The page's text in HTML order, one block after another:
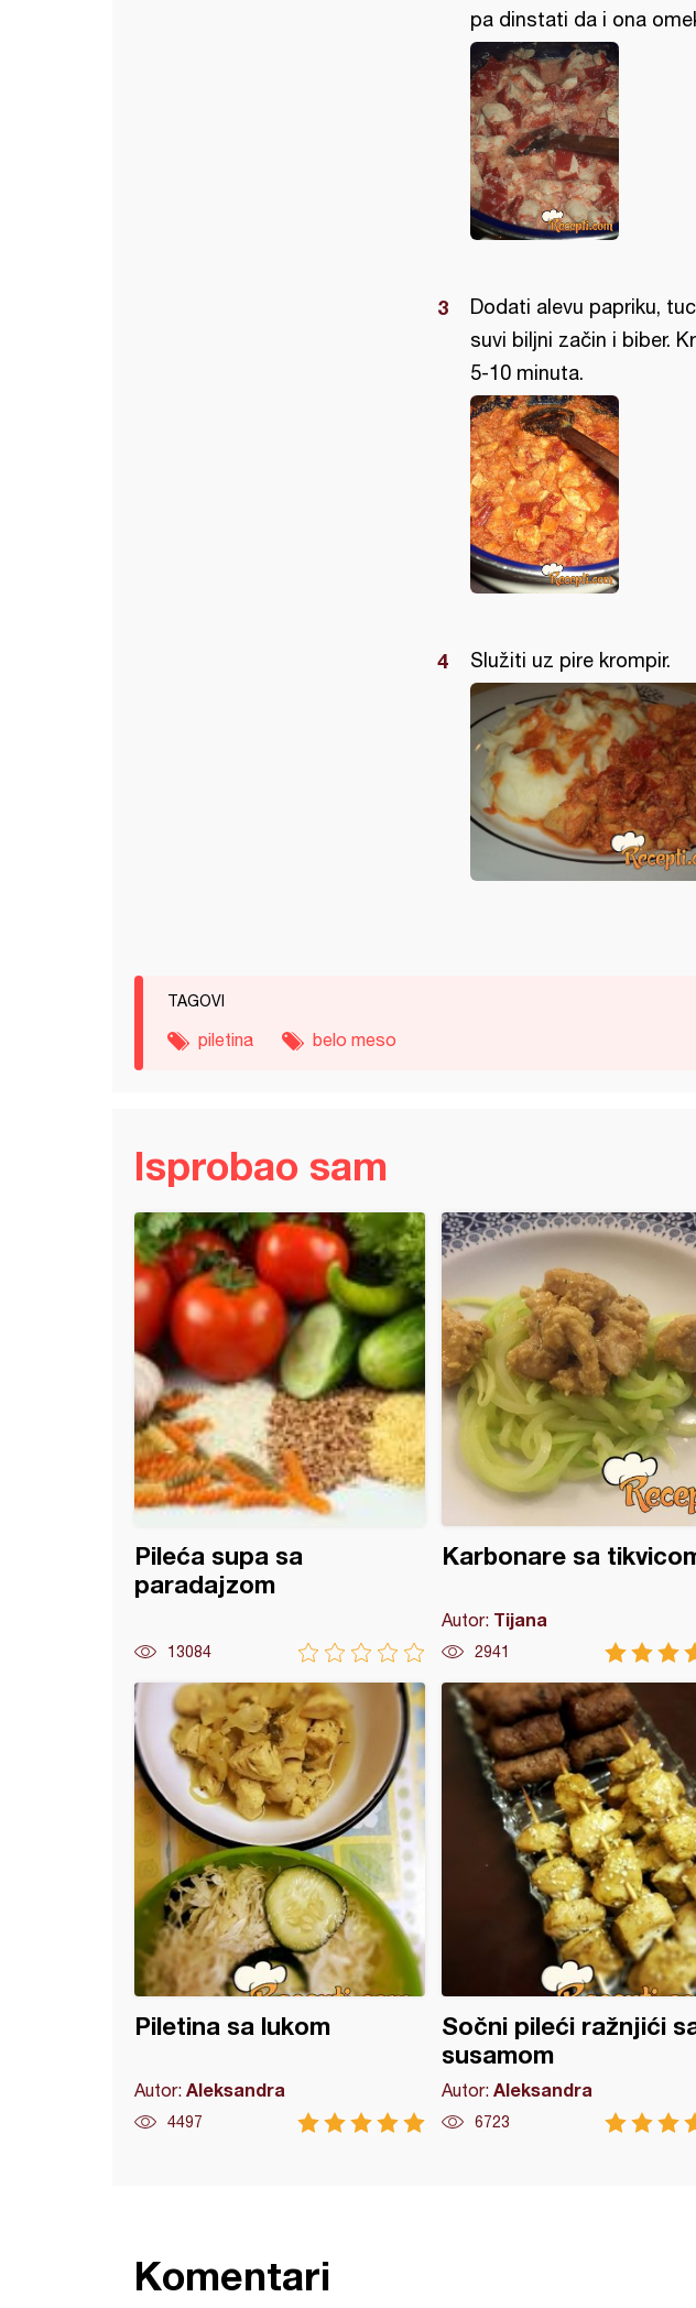
pa dinstati da i ona
Dodati alevu papriku,
suvi biljni začin i biber.
5-10 minuta.
Služiti uz pire krompir.
TAGOVI
piletina belo meso
Isprobao sam
Pileća supa sa
paradajzom
13084
Karbonare sa
Autor: Tijana
2941
Piletina sa lukom
Autor: Aleksandra
4497
Sočni pileći ražnjići
susamom
Autor: Aleksandra
6723
sa susamom
Komentari